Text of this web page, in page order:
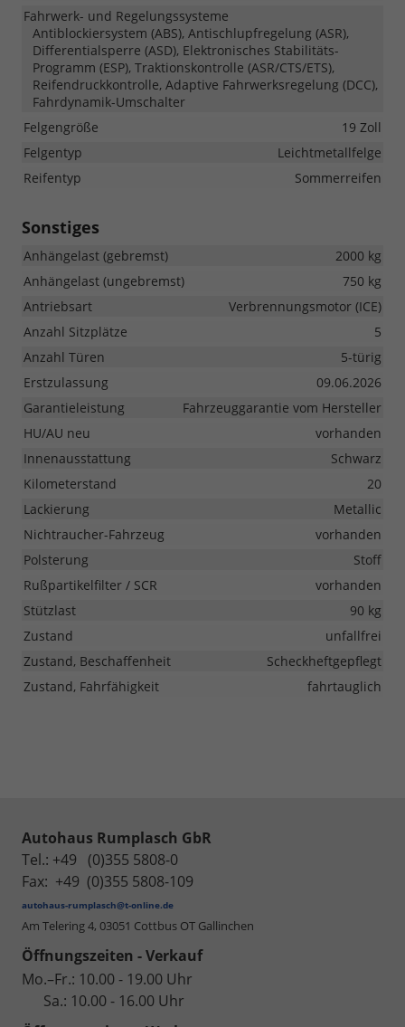
Fahrwerk- und Regelungssysteme
Antiblockiersystem (ABS), Antischlupfregelung (ASR),
Differentialsperre (ASD), Elektronisches Stabilitäts-
Programm (ESP), Traktionskontrolle (ASR/CTS/ETS),
Reifendruckkontrolle, Adaptive Fahrwerksregelung (DCC),
Fahrdynamik-Umschalter
Felgengröße
19 Zoll
Felgentyp
Leichtmetallfelge
Reifentyp
Sommerreifen
Sonstiges
Anhängelast (gebremst)
2000 kg
Anhängelast (ungebremst)
750 kg
Antriebsart
Verbrennungsmotor (ICE)
Anzahl Sitzplätze
5
Anzahl Türen
5-türig
Erstzulassung
09.06.2026
Garantieleistung
Fahrzeuggarantie vom Hersteller
HU/AU neu
vorhanden
Innenausstattung
Schwarz
Kilometerstand
20
Lackierung
Metallic
Nichtraucher-Fahrzeug
vorhanden
Polsterung
Stoff
Rußpartikelfilter / SCR
vorhanden
Stützlast
90 kg
Zustand
unfallfrei
Zustand, Beschaffenheit
Scheckheftgepflegt
Zustand, Fahrfähigkeit
fahrtauglich
Autohaus Rumplasch GbR
Tel.: +49 (0)355 5808-0
Fax: +49 (0)355 5808-109
autohaus-rumplasch@t-online.de
Am Telering 4, 03051 Cottbus OT Gallinchen
Öffnungszeiten - Verkauf
Mo.–Fr.: 10.00 - 19.00 Uhr
Sa.: 10.00 - 16.00 Uhr